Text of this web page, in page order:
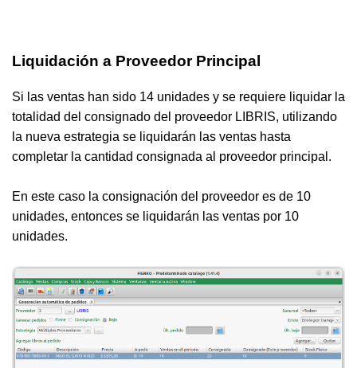
Liquidación a Proveedor Principal
Si las ventas han sido 14 unidades y se requiere liquidar la
totalidad del consignado del proveedor LIBRIS, utilizando
la nueva estrategia se liquidarán las ventas hasta
completar la cantidad consignada al proveedor principal.
En este caso la consignación del proveedor es de 10
unidades, entonces se liquidarán las ventas por 10
unidades.